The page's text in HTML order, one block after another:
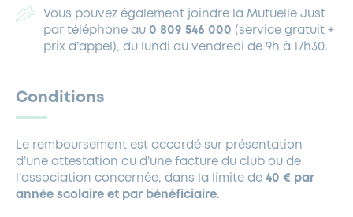
Vous pouvez également joindre la Mutuelle Just
par téléphone au 0 809 546 000 (service gratuit +
prix d’appel), du lundi au vendredi de 9h à 17h30.
Conditions
Le remboursement est accordé sur présentation
d’une attestation ou d’une facture du club ou de
l’association concernée, dans la limite de 40 € par
année scolaire et par bénéficiaire.